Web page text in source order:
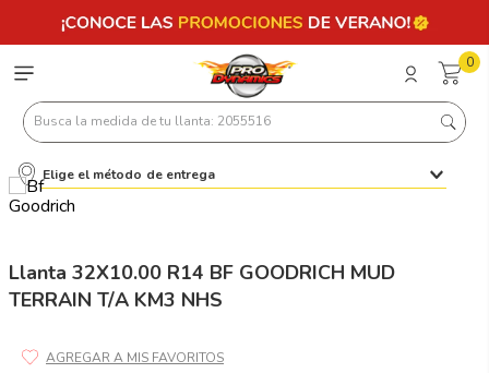
0
Busca la medida de tu llanta: 2055516
Elige el método de entrega
Llanta 32X10.00 R14 BF GOODRICH MUD
TERRAIN T/A KM3 NHS
Términos más buscados